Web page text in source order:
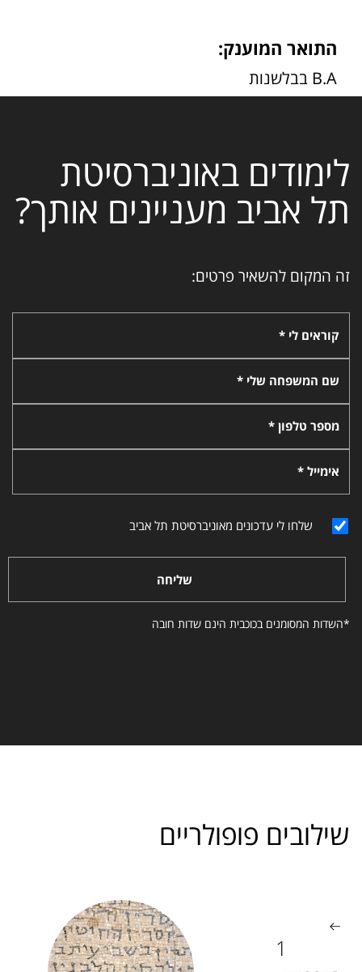
התואר המוענק:
B.A בבלשנות
לימודים באוניברסיטת
תל אביב מעניינים אותך?
זה המקום להשאיר פרטים:
קוראים לי *
שם המשפחה שלי *
מספר טלפון *
אימייל *
שלחו לי עדכונים מאוניברסיטת תל אביב
שליחה
*השדות המסומנים בכוכבית הינם שדות חובה
שילובים פופולריים